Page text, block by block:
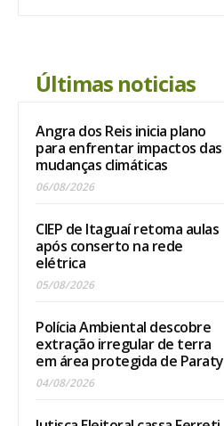
Últimas noticias
Angra dos Reis inicia plano
para enfrentar impactos das
mudanças climáticas
06/08/2026
CIEP de Itaguaí retoma aulas
após conserto na rede
elétrica
05/08/2026
Polícia Ambiental descobre
extração irregular de terra
em área protegida de Paraty
04/08/2026